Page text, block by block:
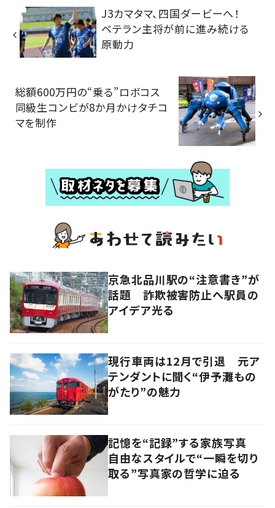
J3カマタマ、四国ダービーへ！
ベテラン主将が前に進み続ける
原動力
総額600万円の“乗る”ロボコス
同級生コンビが8か月かけタチコ
マを制作
京急北品川駅の“注意書き”が
話題 詐欺被害防止へ駅員の
アイデア光る
現行車両は12月で引退 元ア
テンダントに聞く“伊予灘もの
がたり”の魅力
記憶を“記録”する家族写真
自由なスタイルで“一瞬を切り
取る”写真家の哲学に迫る